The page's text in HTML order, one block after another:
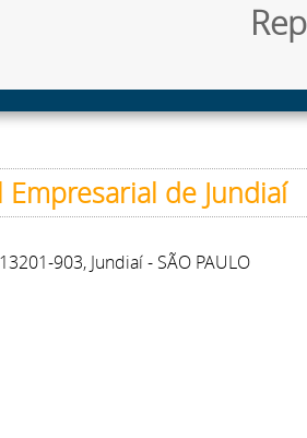
Empresarial de Jundiaí
903, Jundiaí - SÃO PAULO